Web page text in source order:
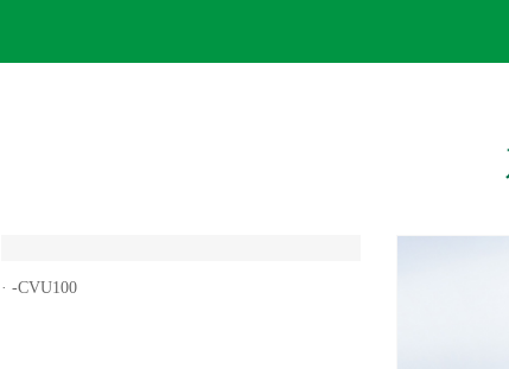
· -CVU100